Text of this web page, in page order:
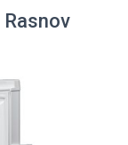
Rasnov